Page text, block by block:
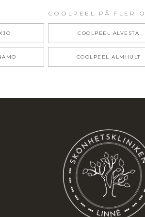
COOLPEEL PÅ FLER
COOLPEEL ALVESTA
COOLPEEL ÄLMHULT